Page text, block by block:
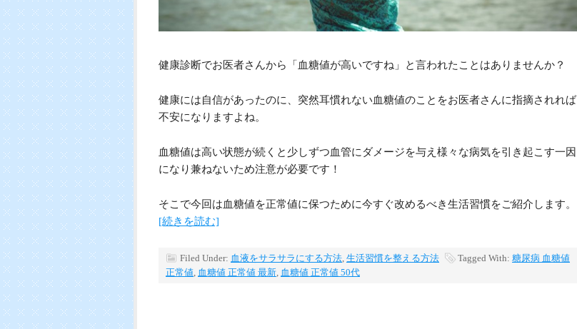
健康診断でお医者さんから「血糖値が高いですね」と言われたことはありませんか？
健康には自信があったのに、突然耳慣れない血糖値のことをお医者さんに指摘されれば
不安になりますよね。
血糖値は高い状態が続くと少しずつ血管にダメージを与え様々な病気を引き起こす一因
になり兼ねないため注意が必要です！
そこで今回は血糖値を正常値に保つために今すぐ改めるべき生活習慣をご紹介します。
[続きを読む]
Filed Under: 血液をサラサラにする方法 生活習慣を整える方法 Tagged With: 糖尿病 血糖値
正常値 血糖値 正常値 最新 血糖値 正常値 50代